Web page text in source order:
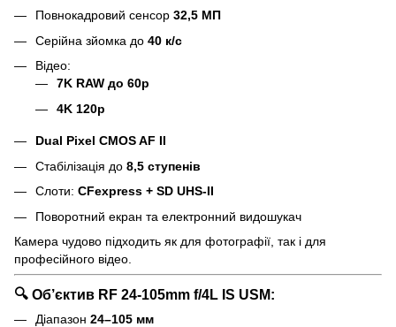
Повнокадровий сенсор 32,5 МП
Серійна зйомка до 40 к/с
Відео:
7K RAW до 60p
4K 120p
Dual Pixel CMOS AF II
Стабілізація до 8,5 ступенів
Слоти: CFexpress + SD UHS-II
Поворотний екран та електронний видошукач
Камера чудово підходить як для фотографії, так і для
професійного відео.
🔍 Об’єктив RF 24-105mm f/4L IS USM:
Діапазон 24–105 мм